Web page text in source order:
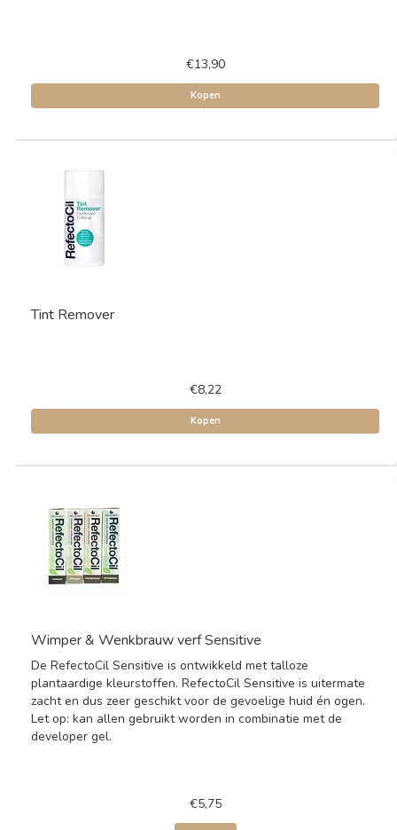
€13,90
Kopen
Tint Remover
€8,22
Kopen
Wimper & Wenkbrauw verf Sensitive
De RefectoCil Sensitive is ontwikkeld met talloze
plantaardige kleurstoffen. RefectoCil Sensitive is uitermate
zacht en dus zeer geschikt voor de gevoelige huid én ogen.
Let op: kan allen gebruikt worden in combinatie met de
developer gel.
€5,75